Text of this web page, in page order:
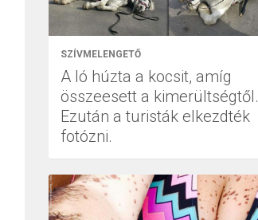
SZÍVMELENGETŐ
A ló húzta a kocsit, amíg
összeesett a kimerültségtől.
Ezután a turisták elkezdték
fotózni.